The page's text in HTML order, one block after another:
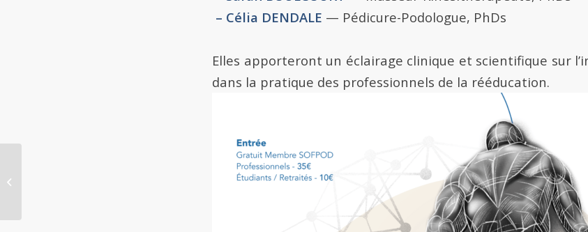
– Célia DENDALE — Pédicure-Podologue, PhDs
Elles apporteront un éclairage clinique et scientifique sur
dans la pratique des professionnels de la rééducation.